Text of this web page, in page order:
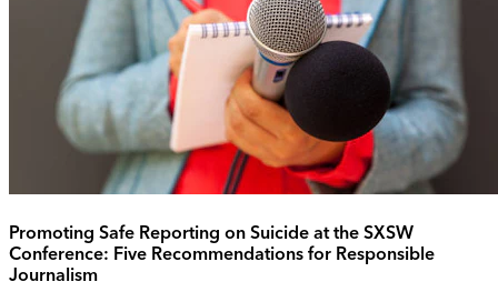
Promoting Safe Reporting on Suicide at the SXSW
Conference: Five Recommendations for Responsible
Journalism